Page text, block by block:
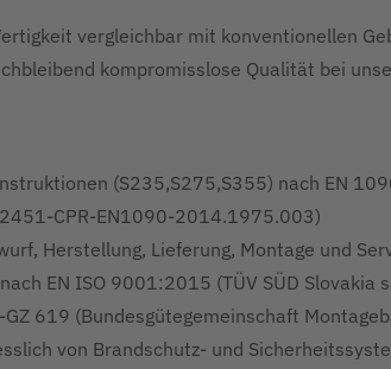
vergleichbar mit konventionellen
kompromisslose Qualität bei
(S235,S275,S355) nach EN
CPR-EN1090-2014.1975.003)
Herstellung, Lieferung, Montage und
EN ISO 9001:2015 (TÜV SÜD Slovakia
619 (Bundesgütegemeinschaft
von Brandschutz- und